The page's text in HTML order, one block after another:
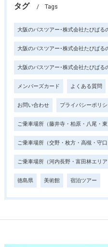
タグ Tags
大阪のバスツアー･株式会社たびぱる
大阪のバスツアー･株式会社たびぱる
大阪のバスツアー･株式会社たびぱる
メンバーズカード よくある質問
お問い合わせ プライバシーポリ
ご乗車場所（藤井寺・柏原・八尾・東
ご乗車場所（交野・枚方・高槻・守口
ご乗車場所（河内長野・富田林エリア
徳島県 美術館 宿泊ツアー